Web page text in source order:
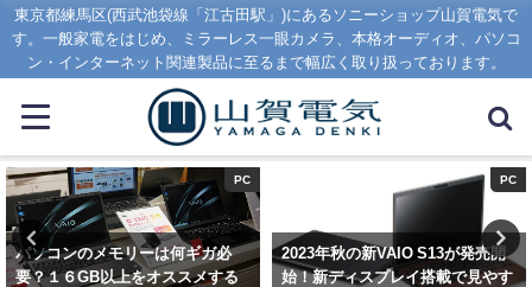
東京都練馬区(西武池袋線「江古田駅」)にあるソニーショップ山賀電気で
す。一般家電をはじめ、ミラーレス一眼カメラ、本格オーディオ、パソコ
ン・インターネット関連製品に至るまで幅広く取り扱っております。
PC
2023年秋の新VAIO S13が発売開
始！新ディスプレイ搭載で見やす
オーディオ
【大人気】予約殺到のWF-
1000XM5とWF-1000XM4の大き